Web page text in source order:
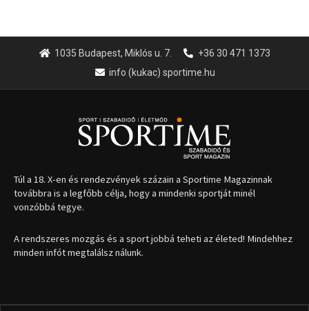
1035 Budapest, Miklós u. 7.
+36 30 471 1373
info (kukac) sportime.hu
Túl a 18. X-en és rendezvények százain a Sportime Magazinnak
továbbra is a legfőbb célja, hogy a mindenki sportját minél
vonzóbbá tegye.
A rendszeres mozgás és a sport jobbá teheti az életed! Mindehhez
minden infót megtalálsz nálunk.